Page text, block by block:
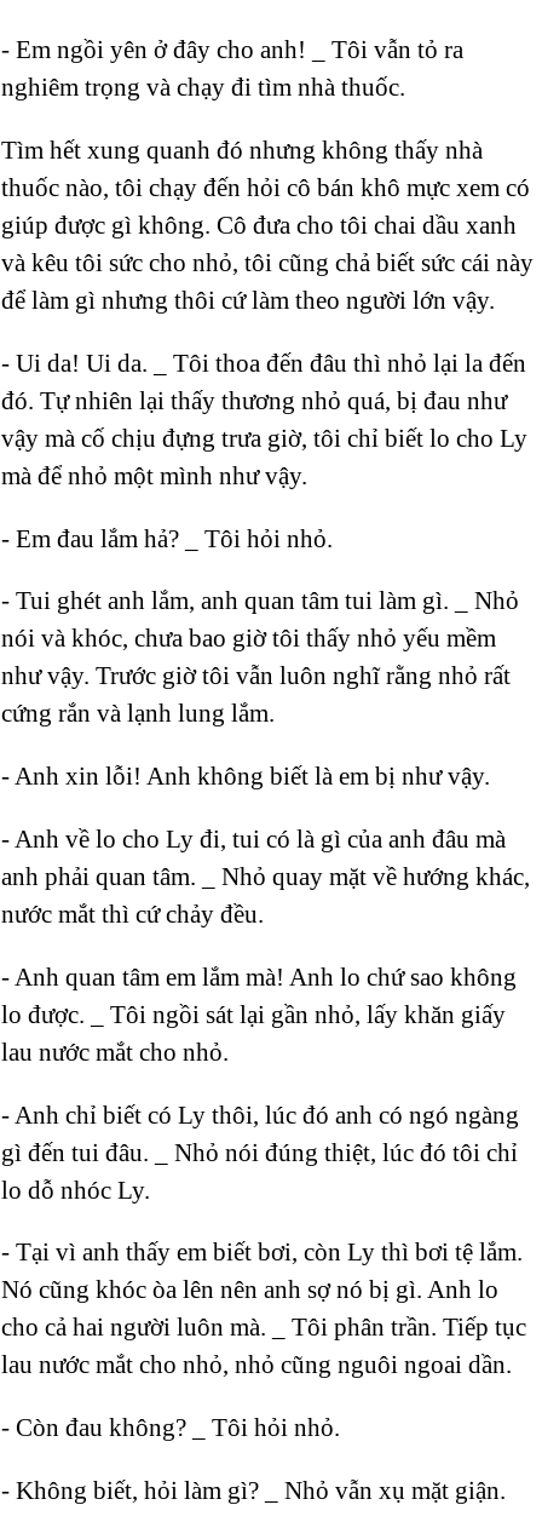
- Em ngồi yên ở đây cho anh! _ Tôi vẫn tỏ ra
nghiêm trọng và chạy đi tìm nhà thuốc.
Tìm hết xung quanh đó nhưng không thấy nhà
thuốc nào, tôi chạy đến hỏi cô bán khô mực xem có
giúp được gì không. Cô đưa cho tôi chai dầu xanh
và kêu tôi sức cho nhỏ, tôi cũng chả biết sức cái này
để làm gì nhưng thôi cứ làm theo người lớn vậy.
- Ui da! Ui da. _ Tôi thoa đến đâu thì nhỏ lại la đến
đó. Tự nhiên lại thấy thương nhỏ quá, bị đau như
vậy mà cố chịu đựng trưa giờ, tôi chỉ biết lo cho Ly
mà để nhỏ một mình như vậy.
- Em đau lắm hả? _ Tôi hỏi nhỏ.
- Tui ghét anh lắm, anh quan tâm tui làm gì. _ Nhỏ
nói và khóc, chưa bao giờ tôi thấy nhỏ yếu mềm
như vậy. Trước giờ tôi vẫn luôn nghĩ rằng nhỏ rất
cứng rắn và lạnh lung lắm.
- Anh xin lỗi! Anh không biết là em bị như vậy.
- Anh về lo cho Ly đi, tui có là gì của anh đâu mà
anh phải quan tâm. _ Nhỏ quay mặt về hướng khác,
nước mắt thì cứ chảy đều.
- Anh quan tâm em lắm mà! Anh lo chứ sao không
lo được. _ Tôi ngồi sát lại gần nhỏ, lấy khăn giấy
lau nước mắt cho nhỏ.
- Anh chỉ biết có Ly thôi, lúc đó anh có ngó ngàng
gì đến tui đâu. _ Nhỏ nói đúng thiệt, lúc đó tôi chỉ
lo dỗ nhóc Ly.
- Tại vì anh thấy em biết bơi, còn Ly thì bơi tệ lắm.
Nó cũng khóc òa lên nên anh sợ nó bị gì. Anh lo
cho cả hai người luôn mà. _ Tôi phân trần. Tiếp tục
lau nước mắt cho nhỏ, nhỏ cũng nguôi ngoai dần.
- Còn đau không? _ Tôi hỏi nhỏ.
- Không biết, hỏi làm gì? _ Nhỏ vẫn xụ mặt giận.